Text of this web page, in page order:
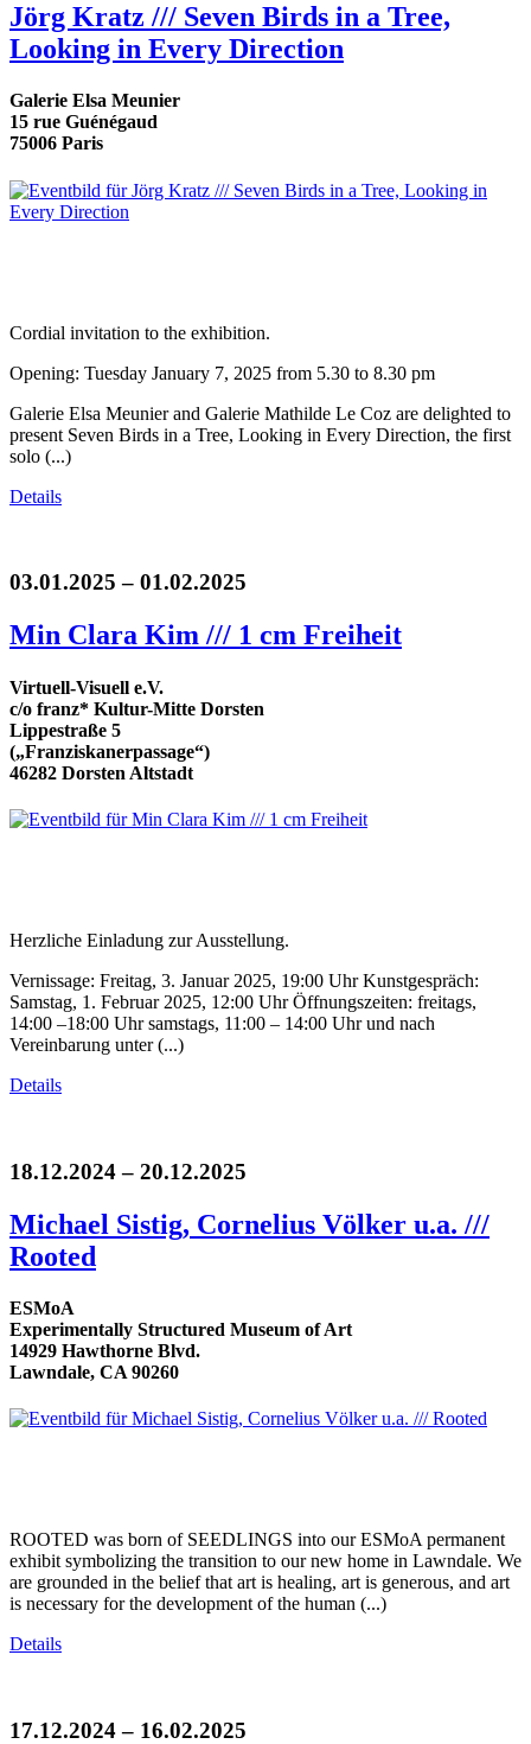
Jörg Kratz /// Seven Birds in a Tree,
Looking in Every Direction
Galerie Elsa Meunier
15 rue Guénégaud
75006 Paris
Cordial invitation to the exhibition.
Opening: Tuesday January 7, 2025 from 5.30 to 8.30 pm
Galerie Elsa Meunier and Galerie Mathilde Le Coz are delighted to
present Seven Birds in a Tree, Looking in Every Direction, the first
solo (...)
Details
03.01.2025 – 01.02.2025
Min Clara Kim /// 1 cm Freiheit
Virtuell-Visuell e.V.
c/o franz* Kultur-Mitte Dorsten
Lippestraße 5
(„Franziskanerpassage“)
46282 Dorsten Altstadt
Herzliche Einladung zur Ausstellung.
Vernissage: Freitag, 3. Januar 2025, 19:00 Uhr Kunstgespräch:
Samstag, 1. Februar 2025, 12:00 Uhr Öffnungszeiten: freitags,
14:00 –18:00 Uhr samstags, 11:00 – 14:00 Uhr und nach
Vereinbarung unter (...)
Details
18.12.2024 – 20.12.2025
Michael Sistig, Cornelius Völker u.a. ///
Rooted
ESMoA
Experimentally Structured Museum of Art
14929 Hawthorne Blvd.
Lawndale, CA 90260
ROOTED was born of SEEDLINGS into our ESMoA permanent
exhibit symbolizing the transition to our new home in Lawndale. We
are grounded in the belief that art is healing, art is generous, and art
is necessary for the development of the human (...)
Details
17.12.2024 – 16.02.2025